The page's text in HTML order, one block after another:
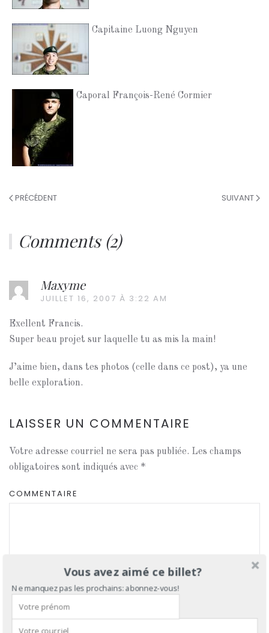
Capitaine Luong Nguyen
Caporal François-René Cormier
PRÉCÉDENT SUIVANT
Comments (2)
Maxyme
JUILLET 16, 2007 À 3:22 AM
Exellent Francis.
Super beau projet sur laquelle tu as mis la main!
J’aime bien, dans tes photos (celle dans ce post), ya une
belle exploration.
LAISSER UN COMMENTAIRE
Votre adresse courriel ne sera pas publiée. Les champs
obligatoires sont indiqués avec *
COMMENTAIRE
Vous avez aimé ce billet?
Ne manquez pas les prochains: abonnez-vous!